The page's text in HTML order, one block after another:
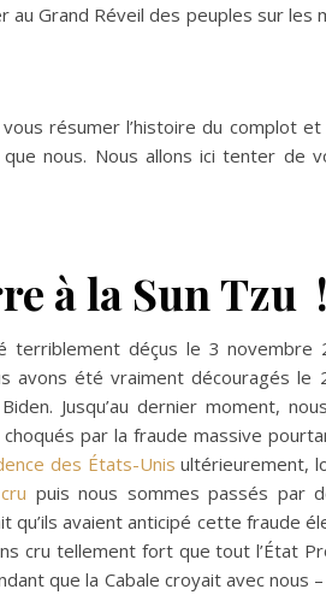
au Grand Réveil des peuples sur les
vous résumer l’histoire du complot
que nous. Nous allons ici tenter de
à la Sun Tzu !
terriblement déçus le 3 novembre
avons été vraiment découragés
Jusqu’au dernier moment,
par la fraude massive
des États-Unis ultérieurement,
puis nous sommes passés par
qu’ils avaient anticipé cette fraude
cru tellement fort que tout l’État
que la Cabale croyait avec